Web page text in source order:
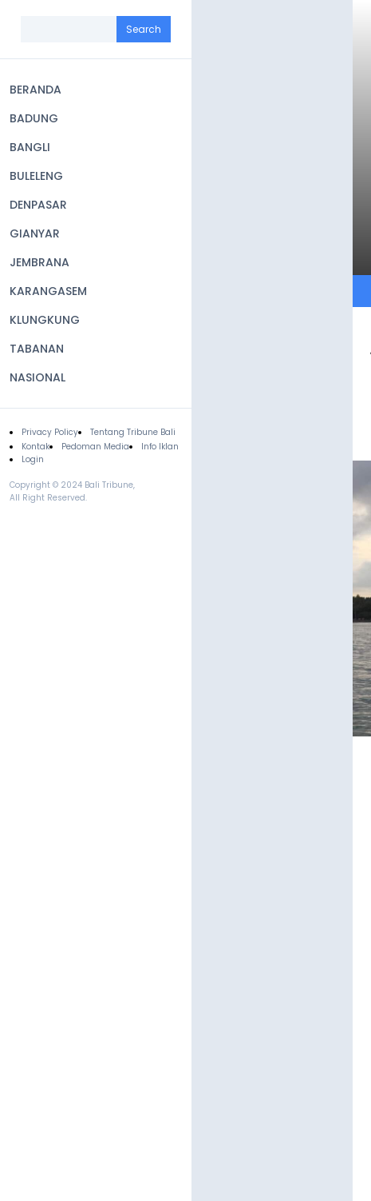
navigation
BERANDA
BADUNG
BANGLI
BULELENG
DENPASAR
GIANYAR
JEMBRANA
KARANGASEM
KLUNGKUNG
TABANAN
NASIONAL
Footer
Privacy Policy
Tentang Tribune Bali
Kontak
Pedoman Media
Info Iklan
Login
Copyright © 2024 Bali Tribune,
All Right Reserved.